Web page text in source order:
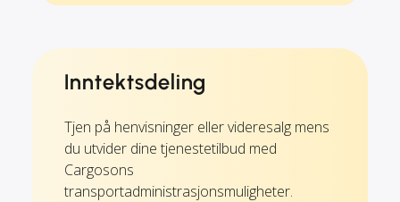
Inntektsdeling
Tjen på henvisninger eller videresalg mens
du utvider dine tjenestetilbud med
Cargosons
transportadministrasjonsmuligheter.